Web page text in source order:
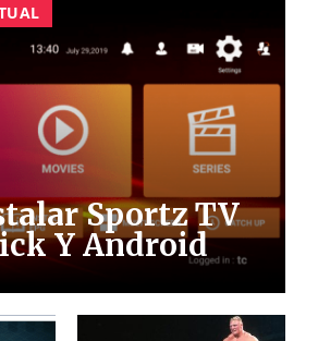
Sportz TV
Y Android